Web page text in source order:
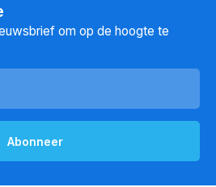
om op de hoogte te
Abonneer